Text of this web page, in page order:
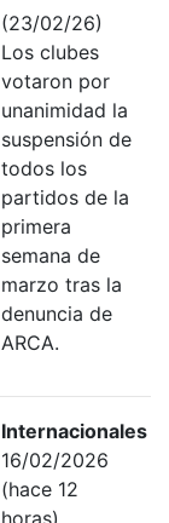
(23/02/26)
Los clubes
votaron por
unanimidad la
suspensión de
todos los
partidos de la
primera
semana de
marzo tras la
denuncia de
ARCA.
Internacionales
16/02/2026
(hace 12
horas)